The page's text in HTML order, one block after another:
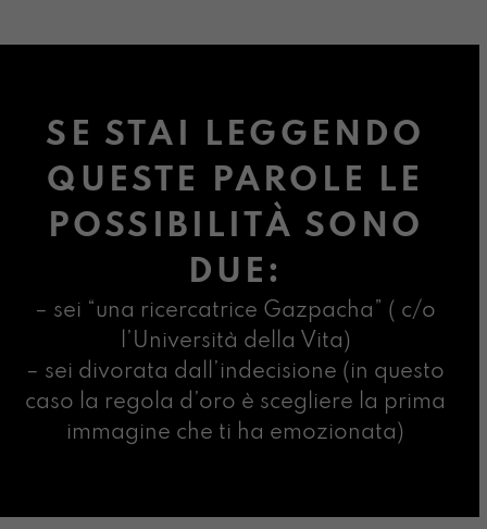
SE STAI LEGGENDO
QUESTE PAROLE LE
POSSIBILITÀ SONO
DUE:
– sei “una ricercatrice Gazpacha” ( c/o
l’Università della Vita)
– sei divorata dall’indecisione (in questo
caso la regola d’oro è scegliere la prima
immagine che ti ha emozionata)